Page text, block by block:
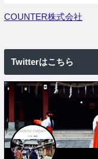
COUNTER株式会社
Twitterはこちら